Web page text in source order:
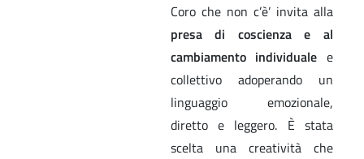
Coro che non c’è’ invita alla
presa di coscienza e al
cambiamento individuale e
collettivo adoperando un
linguaggio emozionale,
diretto e leggero. È stata
scelta una creatività che